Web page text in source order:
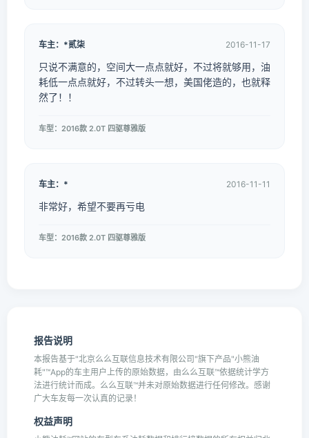
车主：*贰柒 2016-11-17
只说不满意的，空间大一点点就好，不过将就够用，油
耗低一点点就好，不过转头一想，美国佬造的，也就释
然了！！
车型：2016款 2.0T 四驱尊雅版
车主：* 2016-11-11
非常好，希望不要再亏电
车型：2016款 2.0T 四驱尊雅版
报告说明
本报告基于"北京么么互联信息技术有限公司"旗下产品"小熊油
耗"™App的车主用户上传的原始数据，由么么互联™依据统计学方
法进行统计而成。么么互联™并未对原始数据进行任何修改。感谢
广大车友每一次认真的记录！
权益声明